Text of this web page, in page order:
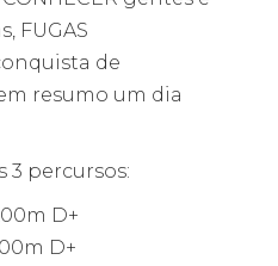
FUGAS
de
resumo um dia
3 percursos:
D+
D+